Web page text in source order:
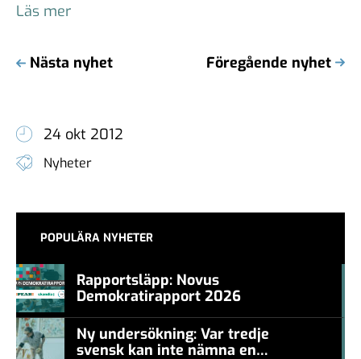
Läs mer
Nästa nyhet Föregående nyhet
24 okt 2012
Nyheter
POPULÄRA NYHETER
Rapportsläpp: Novus
Demokratirapport 2026
Ny undersökning: Var tredje
svensk kan inte nämna en